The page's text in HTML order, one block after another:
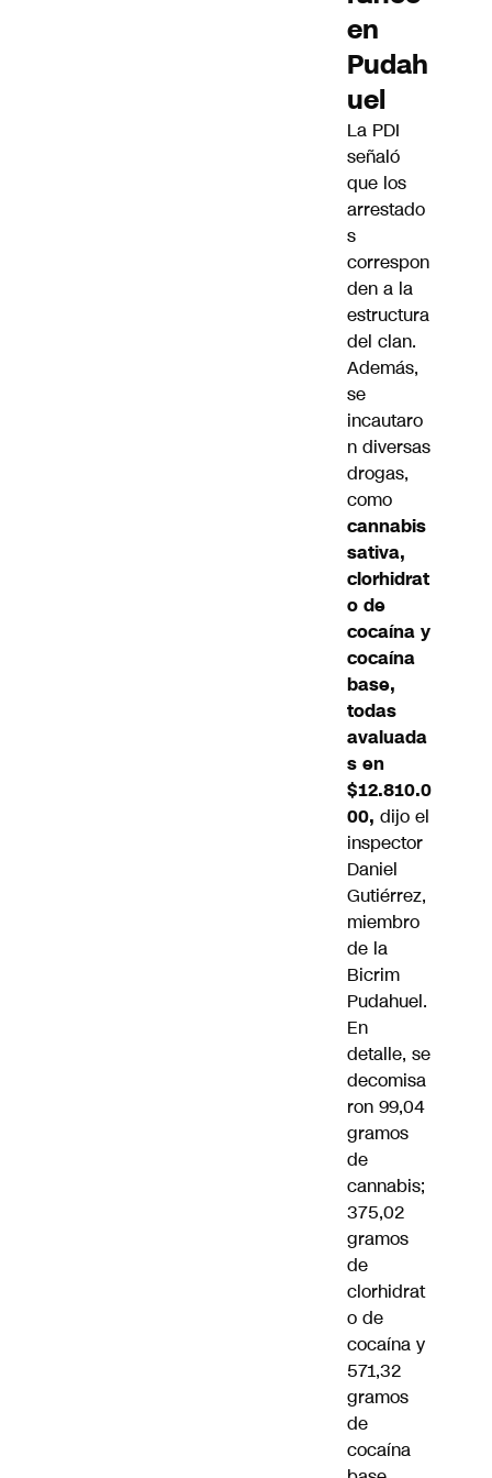
en
Pudah
uel
La PDI
señaló
que los
arrestado
s
correspon
den a la
estructura
del clan.
Además,
se
incautaro
n diversas
drogas,
como
cannabis
sativa,
clorhidrat
o de
cocaína y
cocaína
base,
todas
avaluada
s en
$12.810.0
00, dijo el
inspector
Daniel
Gutiérrez,
miembro
de la
Bicrim
Pudahuel.
En
detalle, se
decomisa
ron 99,04
gramos
de
cannabis;
375,02
gramos
de
clorhidrat
o de
cocaína y
571,32
gramos
de
cocaína